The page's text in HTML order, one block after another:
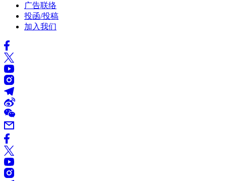
广告联络
投函/投稿
加入我们